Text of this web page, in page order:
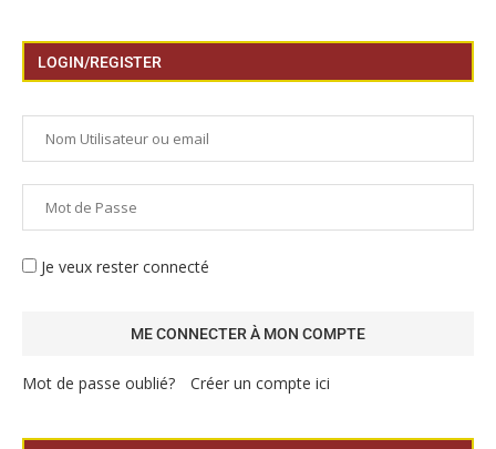
LOGIN/REGISTER
Je veux rester connecté
Mot de passe oublié? Créer un compte ici